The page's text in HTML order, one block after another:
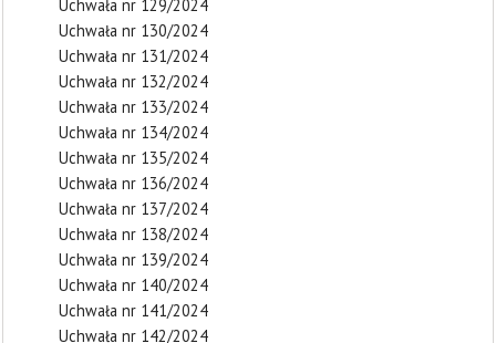
Uchwała nr 129/2024
Uchwała nr 130/2024
Uchwała nr 131/2024
Uchwała nr 132/2024
Uchwała nr 133/2024
Uchwała nr 134/2024
Uchwała nr 135/2024
Uchwała nr 136/2024
Uchwała nr 137/2024
Uchwała nr 138/2024
Uchwała nr 139/2024
Uchwała nr 140/2024
Uchwała nr 141/2024
Uchwała nr 142/2024